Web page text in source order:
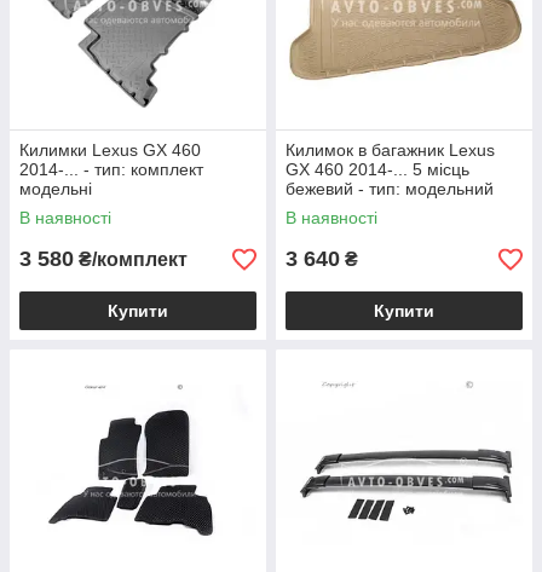
Килимки Lexus GX 460
2014-... - тип: комплект
модельні
В наявності
3 580 ₴/комплект
Купити
Килимок в багажник Lexus
GX 460 2014-... 5 місць
бежевий - тип: модельний
В наявності
3 640 ₴
Купити